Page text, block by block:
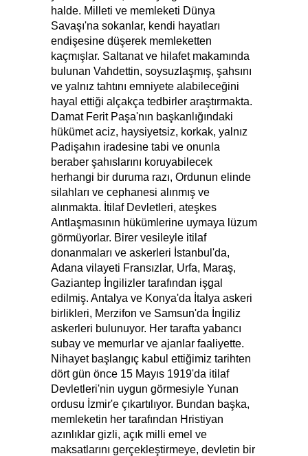
halde. Milleti ve memleketi Dünya
Savaşı'na sokanlar, kendi hayatları
endişesine düşerek memleketten
kaçmışlar. Saltanat ve hilafet makamında
bulunan Vahdettin, soysuzlaşmış, şahsını
ve yalnız tahtını emniyete alabileceğini
hayal ettiği alçakça tedbirler araştırmakta.
Damat Ferit Paşa'nın başkanlığındaki
hükümet aciz, haysiyetsiz, korkak, yalnız
Padişahın iradesine tabi ve onunla
beraber şahıslarını koruyabilecek
herhangi bir duruma razı, Ordunun elinde
silahları ve cephanesi alınmış ve
alınmakta. İtilaf Devletleri, ateşkes
Antlaşmasının hükümlerine uymaya lüzum
görmüyorlar. Birer vesileyle itilaf
donanmaları ve askerleri İstanbul'da,
Adana vilayeti Fransızlar, Urfa, Maraş,
Gaziantep İngilizler tarafından işgal
edilmiş. Antalya ve Konya'da İtalya askeri
birlikleri, Merzifon ve Samsun'da İngiliz
askerleri bulunuyor. Her tarafta yabancı
subay ve memurlar ve ajanlar faaliyette.
Nihayet başlangıç kabul ettiğimiz tarihten
dört gün önce 15 Mayıs 1919'da itilaf
Devletleri'nin uygun görmesiyle Yunan
ordusu İzmir'e çıkartılıyor. Bundan başka,
memleketin her tarafından Hristiyan
azınlıklar gizli, açık milli emel ve
maksatlarını gerçekleştirmeye, devletin bir